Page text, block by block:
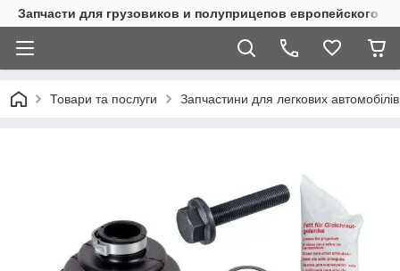
Запчасти для грузовиков и полуприцепов европейского
Товари та послуги Запчастини для легкових автомобілів